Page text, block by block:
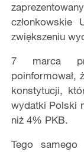
członkowskie
zwiększeniu
7 marca
poinformował,
konstytucji,
wydatki Polski
niż 4% PKB.
Tego